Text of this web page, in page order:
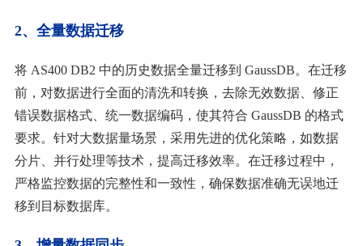
2、全量数据迁移
将 AS400 DB2 中的历史数据全量迁移到 GaussDB。在迁移
前，对数据进行全面的清洗和转换，去除无效数据、修正
错误数据格式、统一数据编码，使其符合 GaussDB 的格式
要求。针对大数据量场景，采用先进的优化策略，如数据
分片、并行处理等技术，提高迁移效率。在迁移过程中，
严格监控数据的完整性和一致性，确保数据准确无误地迁
移到目标数据库。